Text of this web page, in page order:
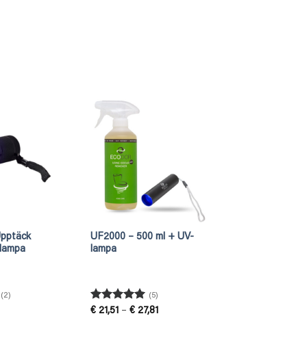
(2)
UF2000 – 500 ml + UV-
lampa
Betygsatt 5
(5)
€ 21,51 – € 27,81